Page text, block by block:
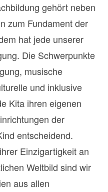
gehört neben
zum Fundament der
hat jede unserer
Die Schwerpunkte
musische
und inklusive
Kita ihren eigenen
der
entscheidend.
Einzigartigkeit an
Weltbild sind wir
aus allen